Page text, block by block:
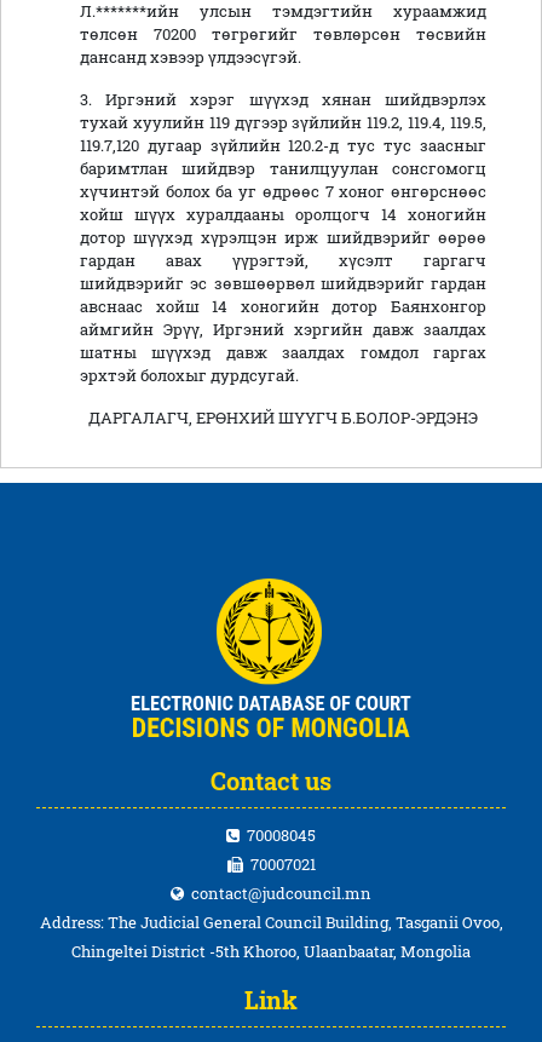
Л.*******ийн улсын тэмдэгтийн хураамжид
төлсөн 70200 төгрөгийг төвлөрсөн төсвийн
дансанд хэвээр үлдээсүгэй.
3. Иргэний хэрэг шүүхэд хянан шийдвэрлэх
тухай хуулийн 119 дүгээр зүйлийн 119.2, 119.4, 119.5,
119.7,120 дугаар зүйлийн 120.2-д тус тус заасныг
баримтлан шийдвэр танилцуулан сонсгомогц
хүчинтэй болох ба уг өдрөөс 7 хоног өнгөрснөөс
хойш шүүх хуралдааны оролцогч 14 хоногийн
дотор шүүхэд хүрэлцэн ирж шийдвэрийг өөрөө
гардан авах үүрэгтэй, хүсэлт гаргагч
шийдвэрийг эс зөвшөөрвөл шийдвэрийг гардан
авснаас хойш 14 хоногийн дотор Баянхонгор
аймгийн Эрүү, Иргэний хэргийн давж заалдах
шатны шүүхэд давж заалдах гомдол гаргах
эрхтэй болохыг дурдсугай.
ДАРГАЛАГЧ, ЕРӨНХИЙ ШҮҮГЧ Б.БОЛОР-ЭРДЭНЭ
Contact us
70008045
70007021
contact@judcouncil.mn
Address: The Judicial General Council Building, Tasganii Ovoo,
Chingeltei District -5th Khoroo, Ulaanbaatar, Mongolia
Link